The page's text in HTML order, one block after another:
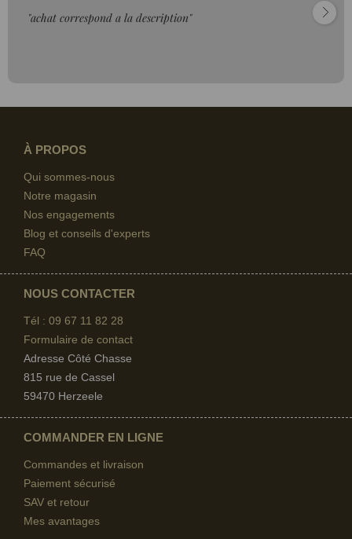
"achat correspond a la description"
À PROPOS
Qui sommes-nous
Notre magasin
Nos engagements
Blog et conseils d'experts
FAQ
NOUS CONTACTER
Tél : 09 67 11 82 28
Formulaire de contact
Adresse Côté Chasse
815 rue de Cassel
59470 Herzeele
COMMANDER EN LIGNE
Commandes et livraison
Paiement sécurisé
SAV et retour
Mes avantages